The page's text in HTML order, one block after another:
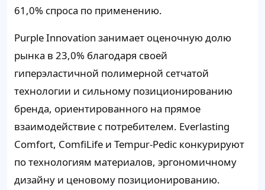
61,0% спроса по применению.
Purple Innovation занимает оценочную долю
рынка в 23,0% благодаря своей
гиперэластичной полимерной сетчатой
технологии и сильному позиционированию
бренда, ориентированного на прямое
взаимодействие с потребителем. Everlasting
Comfort, ComfiLife и Tempur-Pedic конкурируют
по технологиям материалов, эргономичному
дизайну и ценовому позиционированию.